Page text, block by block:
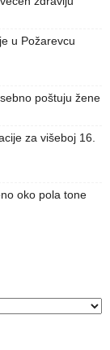
u Požarevcu
poštuju žene
za višeboj 16.
oko pola tone